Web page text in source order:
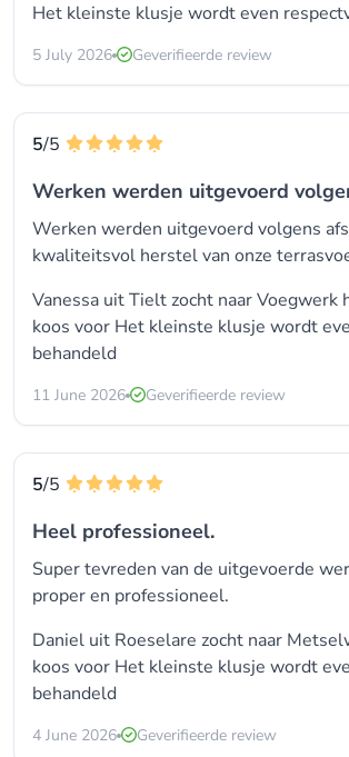
Het kleinste klusje wordt even
5 July 2026 Geverifieerde review
5/5
Werken werden uitgevoerd
Werken werden uitgevoerd volgens
kwaliteitsvol herstel van onze
Vanessa uit Tielt zocht naarVoegwerk
koos voor Het kleinste klusje wordt
behandeld
11 June 2026 Geverifieerde review
5/5
Heel professioneel.
Super tevreden van de uitgevoerde
proper en professioneel.
Daniel uit Roeselare zocht naar
koos voor Het kleinste klusje wordt
behandeld
4 June 2026 Geverifieerde review